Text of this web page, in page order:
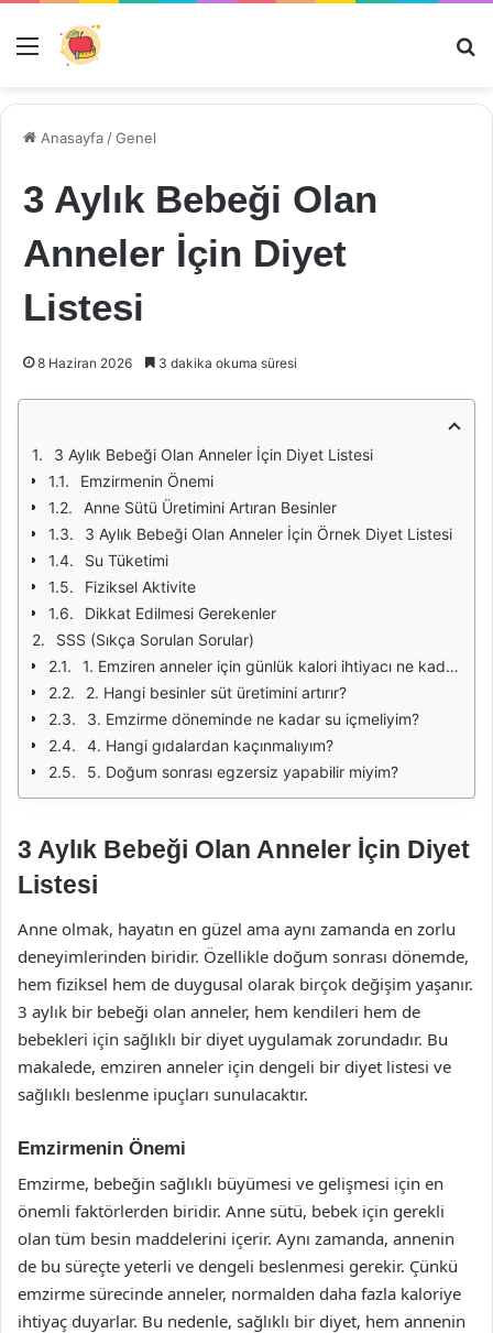
Menü
Anasayfa /Genel
3 Aylık Bebeği Olan
Anneler İçin Diyet
Listesi
8 Haziran 2026 3 dakika okuma süresi
3 Aylık Bebeği Olan Anneler İçin Diyet Listesi
Emzirmenin Önemi
Anne Sütü Üretimini Artıran Besinler
3 Aylık Bebeği Olan Anneler İçin Örnek Diyet Listesi
Su Tüketimi
Fiziksel Aktivite
Dikkat Edilmesi Gerekenler
SSS (Sıkça Sorulan Sorular)
1. Emziren anneler için günlük kalori ihtiyacı ne kadardır?
2. Hangi besinler süt üretimini artırır?
3. Emzirme döneminde ne kadar su içmeliyim?
4. Hangi gıdalardan kaçınmalıyım?
5. Doğum sonrası egzersiz yapabilir miyim?
3 Aylık Bebeği Olan Anneler İçin Diyet
Listesi
Anne olmak, hayatın en güzel ama aynı zamanda en zorlu
deneyimlerinden biridir. Özellikle doğum sonrası dönemde,
hem fiziksel hem de duygusal olarak birçok değişim yaşanır.
3 aylık bir bebeği olan anneler, hem kendileri hem de
bebekleri için sağlıklı bir diyet uygulamak zorundadır. Bu
makalede, emziren anneler için dengeli bir diyet listesi ve
sağlıklı beslenme ipuçları sunulacaktır.
Emzirmenin Önemi
Emzirme, bebeğin sağlıklı büyümesi ve gelişmesi için en
önemli faktörlerden biridir. Anne sütü, bebek için gerekli
olan tüm besin maddelerini içerir. Aynı zamanda, annenin
de bu süreçte yeterli ve dengeli beslenmesi gerekir. Çünkü
emzirme sürecinde anneler, normalden daha fazla kaloriye
ihtiyaç duyarlar. Bu nedenle, sağlıklı bir diyet, hem annenin